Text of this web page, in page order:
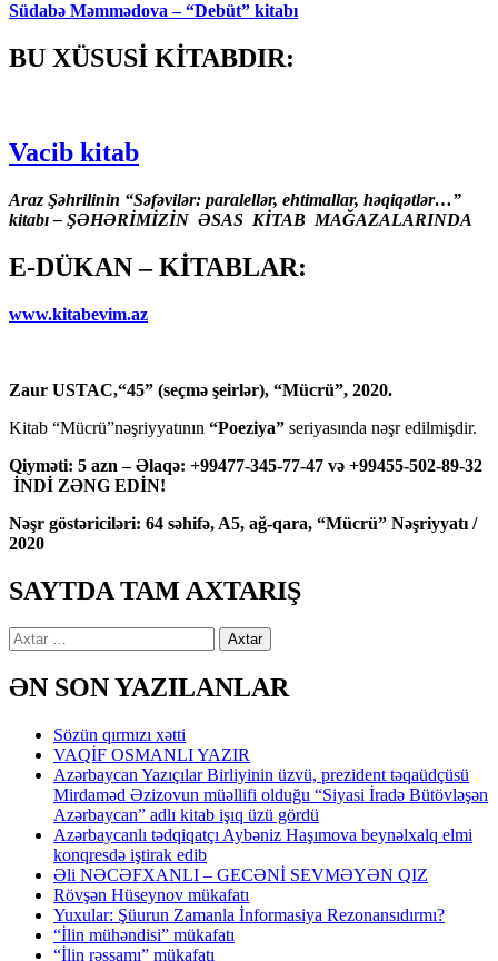
Südabə Məmmədova – “Debüt” kitabı
BU XÜSUSİ KİTABDIR:
Vacib kitab
Araz Şəhrilinin “Səfəvilər: paralellər, ehtimallar, həqiqətlər…”
kitabı – ŞƏHƏRİMİZİN ƏSAS KİTAB MAĞAZALARINDA
E-DÜKAN – KİTABLAR:
www.kitabevim.az
Zaur USTAC,“45” (seçmə şeirlər), “Mücrü”, 2020.
Kitab “Mücrü”nəşriyyatının “Poeziya” seriyasında nəşr edilmişdir.
Qiyməti: 5 azn – Əlaqə: +99477-345-77-47 və +99455-502-89-32
İNDİ ZƏNG EDİN!
Nəşr göstəriciləri: 64 səhifə, A5, ağ-qara, “Mücrü” Nəşriyyatı /
2020
SAYTDA TAM AXTARIŞ
Axtarış:
ƏN SON YAZILANLAR
Sözün qırmızı xətti
VAQİF OSMANLI YAZIR
Azərbaycan Yazıçılar Birliyinin üzvü, prezident təqaüdçüsü
Mirdaməd Əzizovun müəllifi olduğu “Siyasi İradə Bütövləşən
Azərbaycan” adlı kitab işıq üzü gördü
Azərbaycanlı tədqiqatçı Aybəniz Haşımova beynəlxalq elmi
konqresdə iştirak edib
Əli NƏCƏFXANLI – GECƏNİ SEVMƏYƏN QIZ
Rövşən Hüseynov mükafatı
Yuxular: Şüurun Zamanla İnformasiya Rezonansıdırmı?
“İlin mühəndisi” mükafatı
“İlin rəssamı” mükafatı